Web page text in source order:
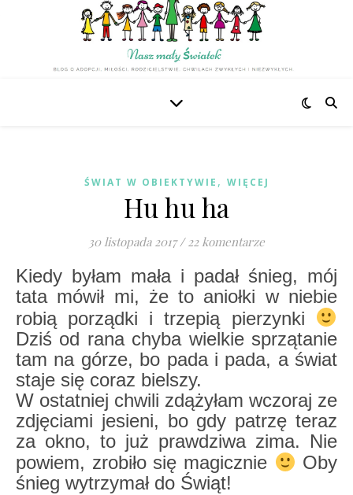
ŚWIAT W OBIEKTYWIE , WIĘCEJ
Hu hu ha
30 listopada 2017 / 22 komentarze
Kiedy byłam mała i padał śnieg, mój
tata mówił mi, że to aniołki w niebie
robią porządki i trzepią pierzynki
Dziś od rana chyba wielkie sprzątanie
tam na górze, bo pada i pada, a świat
staje się coraz bielszy.
W ostatniej chwili zdążyłam wczoraj ze
zdjęciami jesieni, bo gdy patrzę teraz
za okno, to już prawdziwa zima. Nie
powiem, zrobiło się magicznie
Oby
śnieg wytrzymał do Świąt!